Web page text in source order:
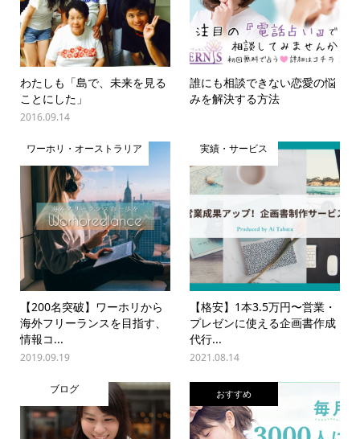
わたしも「島で、未来を見る
ことにした」
2016.09.14
誰にも相談できない恋愛の悩
みを解決する方法
ワーホリ・オーストラリア
【200名突破】ワーホリから
海外フリーランスを目指す、
情報コ...
2019.09.19
実績・サービス
【格安】1本3.5万円〜営業・
プレゼンに使える企画書作成
代行...
2021.08.14
ブログ おすすめ